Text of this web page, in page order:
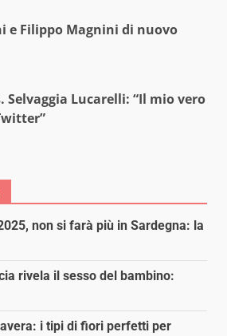
e Filippo Magnini di nuovo
Selvaggia Lucarelli: “Il mio vero
non si farà più in Sardegna: la
rivela il sesso del bambino:
i tipi di fiori perfetti per